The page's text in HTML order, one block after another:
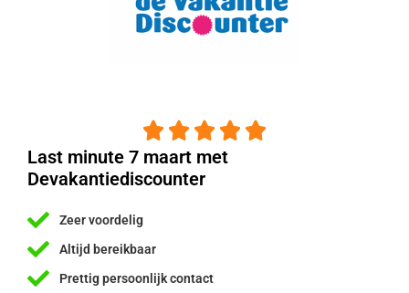
    
Last minute 7 maart met
Devakantiediscounter
Zeer voordelig
Altijd bereikbaar
Prettig persoonlijk contact